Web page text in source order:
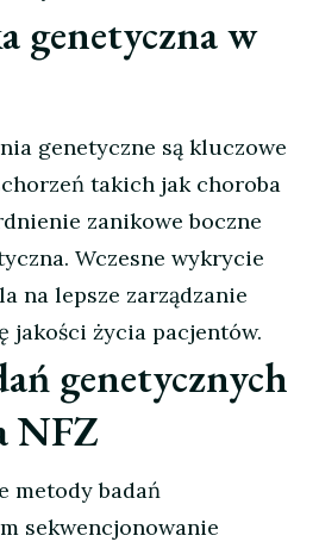
genetyczna w
genetyczne są kluczowe
takich jak choroba
zanikowe boczne
Wczesne wykrycie
na lepsze zarządzanie
jakości życia pacjentów.
genetycznych
NFZ
metody badań
sekwencjonowanie